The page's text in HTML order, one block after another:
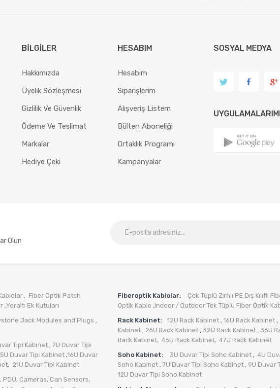
BILGILER
Hakkımızda
Üyelik Sözleşmesi
Gizlilik Ve Güvenlik
Ödeme Ve Teslimat
Markalar
Hediye Çeki
HESABIM
Hesabım
Siparişlerim
Alışveriş Listem
Bülten Aboneliği
Ortaklık Programı
Kampanyalar
SOSYAL MEDYA
Olun
, Fiber Optik Patch
,Yeraltı Ek Kutuları
Jack Modules and Plugs ,
Tipi Kabinet , 7U Duvar Tipi
Duvar Tipi Kabinet ,16U Duvar
21U Duvar Tipi Kabinet
, PDU, Cameras, Can Sensors,
Fiberoptik Kablolar: Çok Tüplü Zırhlı PE Dış Kılıflı
Optik Kablo ,indoor / Outdoor Tek Tüplü Fiber Optik
Rack Kabinet:
12U Rack Kabinet , 16U Rack Kabinet ,
Kabinet , 26U Rack Kabinet , 32U Rack Kabinet , 36U
Rack Kabinet, 45U Rack Kabinet, 47U Rack Kabinet
Soho Kabinet:
3U Duvar Tipi Soho Kabinet , 4U
Soho Kabinet , 7U Duvar Tipi Soho Kabinet , 9U Duvar
12U Duvar Tipi Soho Kabinet